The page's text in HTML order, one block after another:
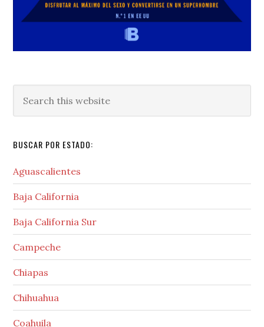
this
BUSCAR POR ESTADO:
Aguascalientes
Baja California
Baja California Sur
Campeche
Chiapas
Chihuahua
Coahuila